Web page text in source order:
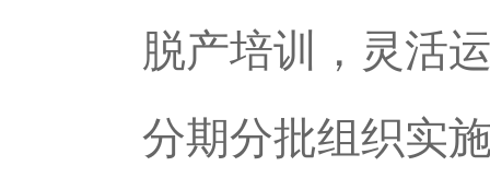
脱产培训，灵活
分期分批组织实